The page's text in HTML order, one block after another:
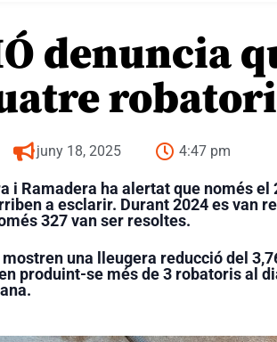
denuncia
juny 18, 2025 4:47 pm
i Ramadera ha alertat que només
a esclarir. Durant 2024 es van
327 van ser resoltes.
una lleugera reducció del
produint-se més de 3 robatoris al